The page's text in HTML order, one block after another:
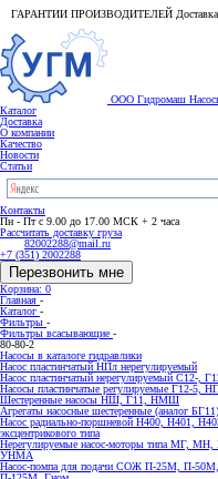
ГАРАНТИИ ПРОИЗВОДИТЕЛЕЙ Доставка до
ООО Гидромаш
Каталог
Доставка
О компании
Качество
Новости
Статьи
Контакты
Пн - Пт с 9.00 до 17.00 МСК + 2 часа
Рассчитать доставку груза
82002288@mail.ru
+7 (351) 2002288
Перезвонить мне
Корзина: 0
Главная -
Каталог -
Фильтры -
Фильтры всасывающие -
80-80-2
Насосы в каталоге гидравлики
Насос пластинчатый НПл нерегулируемый
Насос пластинчатый нерегулируемый С12-,
Насосы пластинчатые регулируемые Г12-5,
Шестеренные насосы НШ, Г11, НМШ
Агрегаты насосные шестеренные (аналог БГ11)
Насос радиально-поршневой Н400, Н401,
эксцентрикового типа
Нерегулируемые насос-моторы типа МГ,
УНМА
Насос-помпа для подачи СОЖ П-25М, П-